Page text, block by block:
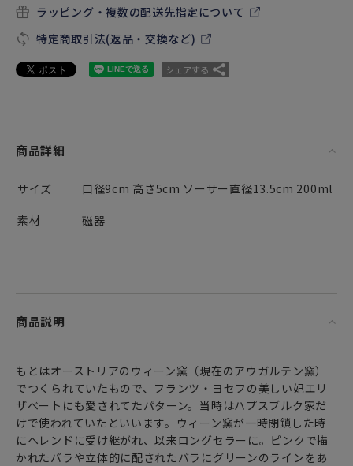
ラッピング・複数の配送先指定について
特定商取引法(返品・交換など)
シェアする
商品詳細
サイズ
口径9cm 高さ5cm ソーサー直径13.5cm 200ml
素材
磁器
商品説明
もとはオーストリアのウィーン窯（現在のアウガルテン窯）
でつくられていたもので、フランツ・ヨセフの美しい妃エリ
ザベートにも愛されてたパターン。当時はハプスブルク家だ
けで使われていたといいます。ウィーン窯が一時閉鎖した時
にヘレンドに受け継がれ、以来ロングセラーに。ピンクで描
かれたバラや立体的に配されたバラにグリーンのラインをあ